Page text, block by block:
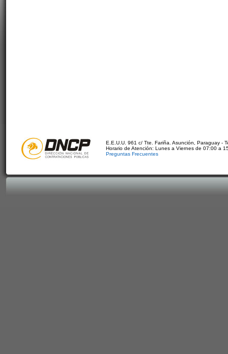
E.E.U.U. 961 c/ Tte. Fariña. Asunción, Paraguay -
Horario de Atención: Lunes a Viernes de 07:00 a
Preguntas Frecuentes